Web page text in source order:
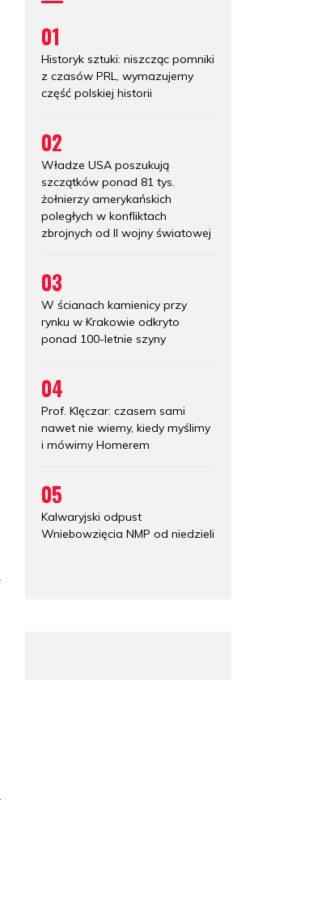
01
Historyk sztuki: niszcząc pomniki
z czasów PRL, wymazujemy
część polskiej historii
02
Władze USA poszukują
szczątków ponad 81 tys.
żołnierzy amerykańskich
poległych w konfliktach
zbrojnych od II wojny światowej
03
W ścianach kamienicy przy
rynku w Krakowie odkryto
ponad 100-letnie szyny
04
Prof. Klęczar: czasem sami
nawet nie wiemy, kiedy myślimy
i mówimy Homerem
05
Kalwaryjski odpust
Wniebowzięcia NMP od niedzieli